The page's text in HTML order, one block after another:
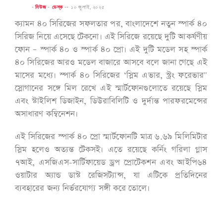
-নিউজ - ডেস্ক -- ১০ জুলাই, ২০২৫
ক্যামন ৪০ সিরিজের সফলতার পর, বাংলাদেশে নতুন স্পার্ক ৪০
সিরিজ নিয়ে এসেছে টেকনো। এই সিরিজে রয়েছে দুটি আকর্ষণীয়
ফোন – স্পার্ক ৪০ ও স্পার্ক ৪০ প্রো। এই দুটি মডেল সহ স্পার্ক
৪০ সিরিজের আরও মডেল বাজারে আসবে বলে জানা গেছে এই
মাসের মধ্যে। স্পার্ক ৪০ সিরিজের ‘স্লিম এভার, স্ট্রং ফরেভার"
স্লোগানের সঙ্গে মিল রেখে এই স্মার্টফোনগুলোতে রয়েছে স্লিম
এবং স্টাইলিশ ডিজাইন, ডিউরাবিলিটি ও দুর্দান্ত পারফরমেন্সের
অসাধারণ কম্বিনেশন।
এই সিরিজের স্পার্ক ৪০ প্রো স্মার্টফোনটি মাত্র ৬.৬৯ মিলিমিটার
স্লিম হলেও অত্যন্ত টেকসই। এতে রয়েছে কর্নিং গরিলা গ্লাস
৭আই, এসজিএস-সার্টিফায়েড ড্রপ প্রোটেকশন এবং আইপি৬৪
ওয়াটার অ্যান্ড ডাস্ট রেজিসট্যান্স, যা এটিকে প্রতিদিনের
ব্যবহারের জন্য নির্ভরযোগ্য সঙ্গী করে তোলে।